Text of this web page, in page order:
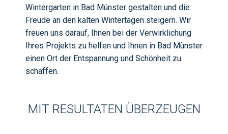
Wintergarten in Bad Münster gestalten und die
Freude an den kalten Wintertagen steigern. Wir
freuen uns darauf, Ihnen bei der Verwirklichung
Ihres Projekts zu helfen und Ihnen in Bad Münster
einen Ort der Entspannung und Schönheit zu
schaffen.
MIT RESULTATEN ÜBERZEUGEN